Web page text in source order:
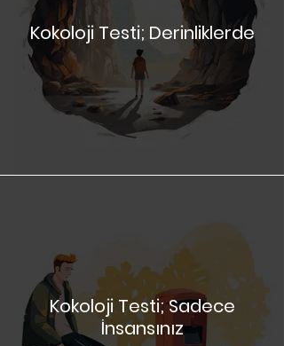
Kokoloji Testi; Derinliklerde